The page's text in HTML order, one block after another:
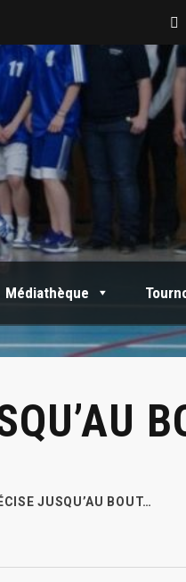
Médiathèque
JUSQU’AU BOUT…